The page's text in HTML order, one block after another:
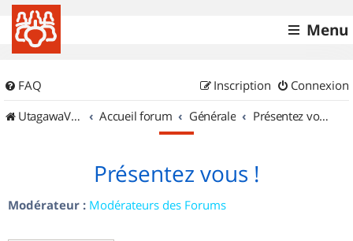
Menu
FAQ Connexion
Inscription
UtagawaVTT (Randos VTT et VTTAE avec traces GPS)
Accueil forum Générale Présentez vous !
Présentez vous !
Modérateur : Modérateurs des Forums